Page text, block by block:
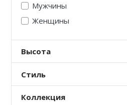
Мужчины
Женщины
Высота
Стиль
Коллекция